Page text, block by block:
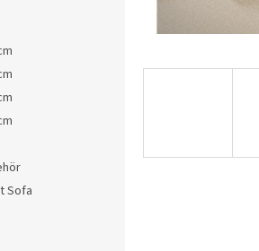
Sofa